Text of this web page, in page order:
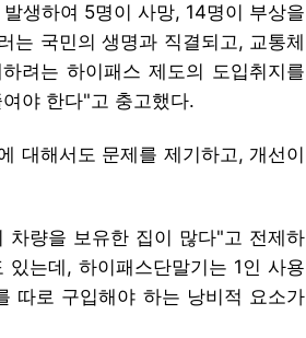
생하여 5명이 사망, 14명이 부상을
는 국민의 생명과 직결되고, 교통체
려는 하이패스 제도의 도입취지를
야 한다"고 충고했다.
대해서도 문제를 제기하고, 개선이
차량을 보유한 집이 많다"고 전제하
는데, 하이패스단말기는 1인 사용
따로 구입해야 하는 낭비적 요소가